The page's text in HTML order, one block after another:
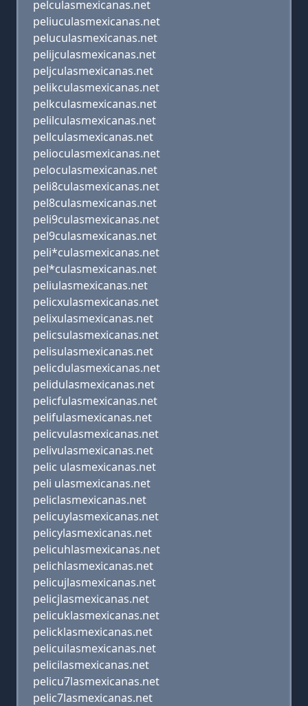
pelculasmexicanas.net
peliuculasmexicanas.net
peluculasmexicanas.net
pelijculasmexicanas.net
peljculasmexicanas.net
pelikculasmexicanas.net
pelkculasmexicanas.net
pelilculasmexicanas.net
pellculasmexicanas.net
pelioculasmexicanas.net
peloculasmexicanas.net
peli8culasmexicanas.net
pel8culasmexicanas.net
peli9culasmexicanas.net
pel9culasmexicanas.net
peli*culasmexicanas.net
pel*culasmexicanas.net
peliulasmexicanas.net
pelicxulasmexicanas.net
pelixulasmexicanas.net
pelicsulasmexicanas.net
pelisulasmexicanas.net
pelicdulasmexicanas.net
pelidulasmexicanas.net
pelicfulasmexicanas.net
pelifulasmexicanas.net
pelicvulasmexicanas.net
pelivulasmexicanas.net
pelic ulasmexicanas.net
peli ulasmexicanas.net
peliclasmexicanas.net
pelicuylasmexicanas.net
pelicylasmexicanas.net
pelicuhlasmexicanas.net
pelichlasmexicanas.net
pelicujlasmexicanas.net
pelicjlasmexicanas.net
pelicuklasmexicanas.net
pelicklasmexicanas.net
pelicuilasmexicanas.net
pelicilasmexicanas.net
pelicu7lasmexicanas.net
pelic7lasmexicanas.net